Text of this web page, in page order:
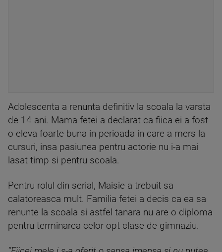
Adolescenta a renunta definitiv la scoala la varsta
de 14 ani. Mama fetei a declarat ca fiica ei a fost
o eleva foarte buna in perioada in care a mers la
cursuri, insa pasiunea pentru actorie nu i-a mai
lasat timp si pentru scoala.
Pentru rolul din serial, Maisie a trebuit sa
calatoreasca mult. Familia fetei a decis ca ea sa
renunte la scoala si astfel tanara nu are o diploma
pentru terminarea celor opt clase de gimnaziu.